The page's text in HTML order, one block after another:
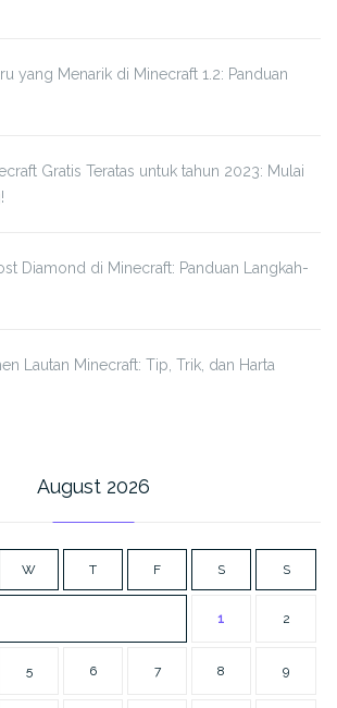
yang Menarik di Minecraft 1.2: Panduan
Gratis Teratas untuk tahun 2023: Mulai
Diamond di Minecraft: Panduan Langkah-
Lautan Minecraft: Tip, Trik, dan Harta
August 2026
W T F S S
1 2
5 6 7 8 9